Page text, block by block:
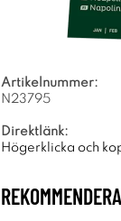
Artikelnummer:
N23795
Direktlänk:
Högerklicka och